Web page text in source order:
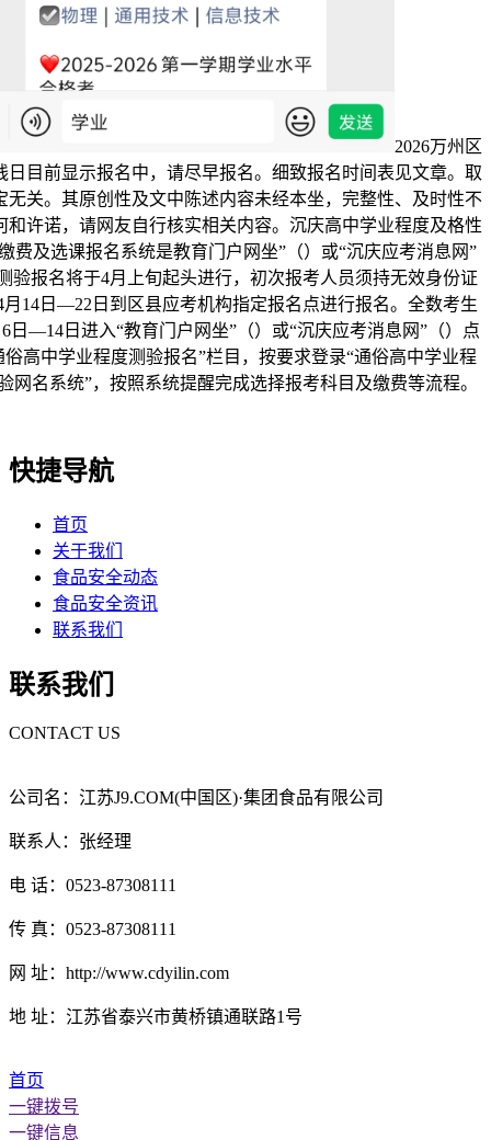
2026万州区
日目前显示报名中，请尽早报名。细致报名时间表见文章。取
无关。其原创性及文中陈述内容未经本坐，完整性、及时性不
和许诺，请网友自行核实相关内容。沉庆高中学业程度及格性
费及选课报名系统是教育门户网坐”（）或“沉庆应考消息网”
验报名将于4月上旬起头进行，初次报考人员须持无效身份证
月14日—22日到区县应考机构指定报名点进行报名。全数考生
日—14日进入“教育门户网坐”（）或“沉庆应考消息网”（）点
俗高中学业程度测验报名”栏目，按要求登录“通俗高中学业程
网名系统”，按照系统提醒完成选择报考科目及缴费等流程。
快捷导航
首页
关于我们
食品安全动态
食品安全资讯
联系我们
联系我们
CONTACT US
公司名：江苏J9.COM(中国区)·集团食品有限公司
联系人：张经理
电 话：0523-87308111
传 真：0523-87308111
网 址：http://www.cdyilin.com
地 址：江苏省泰兴市黄桥镇通联路1号
首页
一键拨号
一键信息